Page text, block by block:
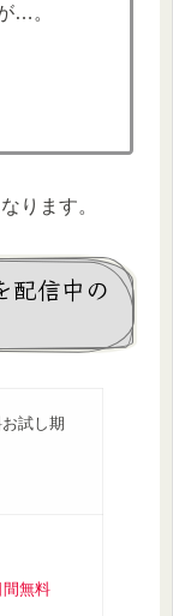
…。
ります。
配信中の
試し期
間無料